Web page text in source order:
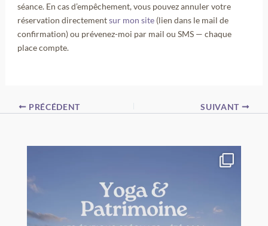
séance. En cas d’empêchement, vous pouvez annuler votre
réservation directementsur mon site(lien dans le mail de
confirmation) ou prévenez-moi par mail ou SMS — chaque
place compte.
PRÉCÉDENT SUIVANT